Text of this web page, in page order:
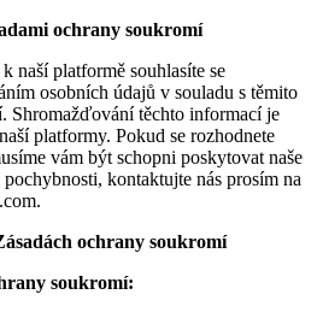
ochrany soukromí
naší platformě souhlasíte se
osobních údajů v souladu s těmito
Shromažďování těchto informací je
platformy. Pokud se rozhodnete
vám být schopni poskytovat naše
kontaktujte nás prosím na
.
ochrany soukromí
soukromí: